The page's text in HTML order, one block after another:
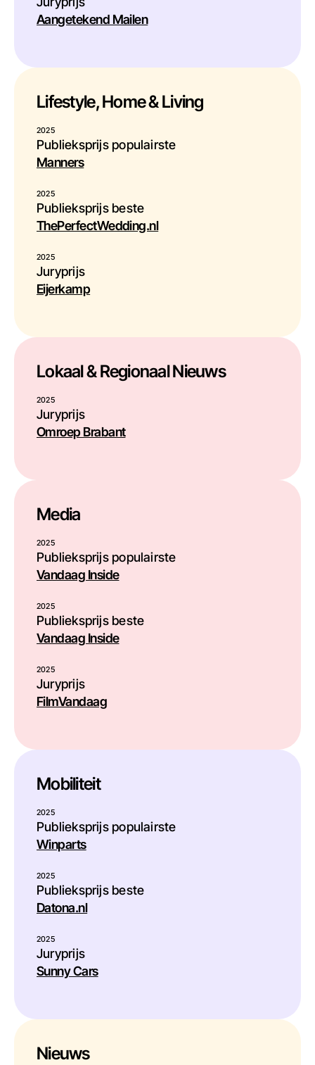
Aangetekend Mailen
Lifestyle, Home & Living
2025
Publieksprijs populairste
Manners
2025
Publieksprijs beste
ThePerfectWedding.nl
2025
Juryprijs
Eijerkamp
Lokaal & Regionaal Nieuws
2025
Juryprijs
Omroep Brabant
Media
2025
Publieksprijs populairste
Vandaag Inside
2025
Publieksprijs beste
Vandaag Inside
2025
Juryprijs
FilmVandaag
Mobiliteit
2025
Publieksprijs populairste
Winparts
2025
Publieksprijs beste
Datona.nl
2025
Juryprijs
Sunny Cars
Nieuws